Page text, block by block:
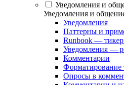
Уведомления и
Уведомления и
Уведомления
Паттерны и
Runbook —
Уведомления —
Комментарии
Форматирование
Опросы в